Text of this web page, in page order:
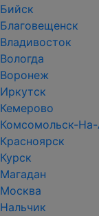
Бийск
Благовещенск
Владивосток
Вологда
Воронеж
Иркутск
Кемерово
Комсомольск-
Красноярск
Курск
Магадан
Москва
Нальчик